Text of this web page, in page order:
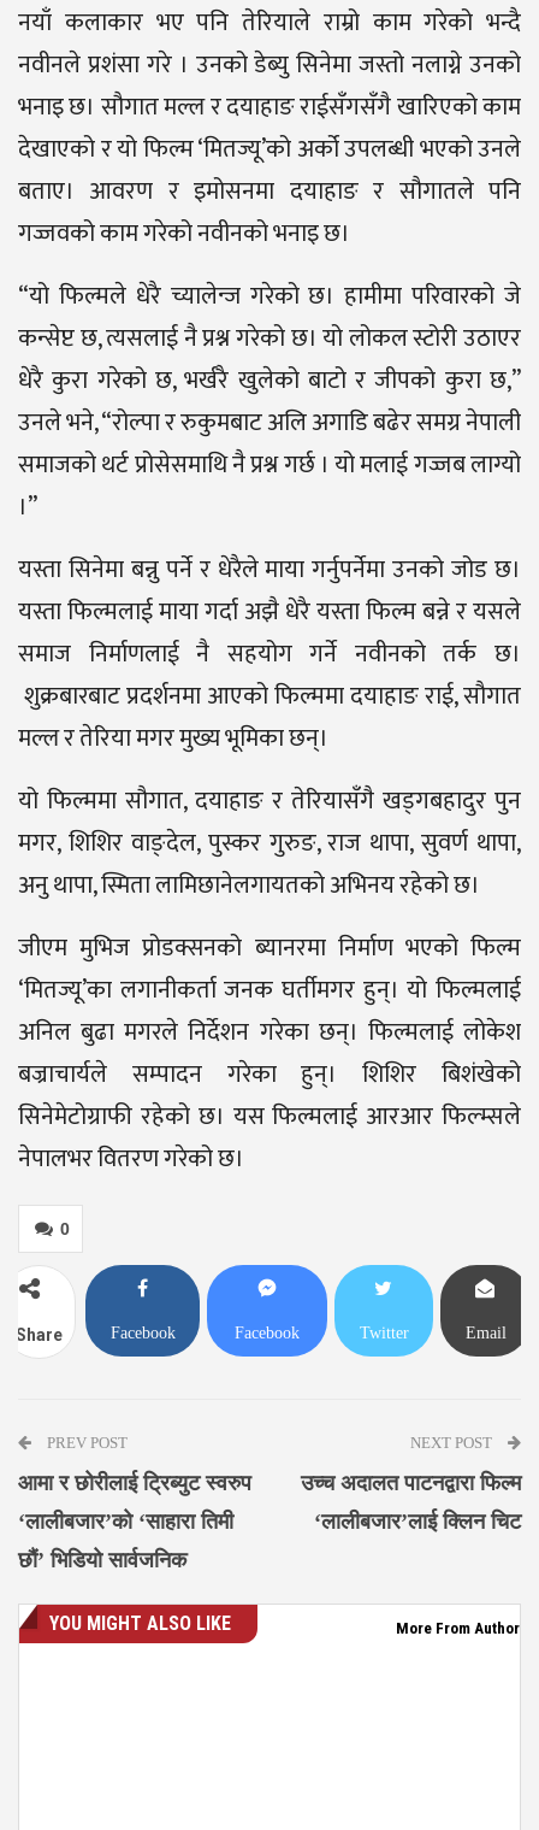
नयाँ कलाकार भए पनि तेरियाले राम्रो काम गरेको भन्दै
नवीनले प्रशंसा गरे । उनको डेब्यु सिनेमा जस्तो नलाग्ने उनको
भनाइ छ। सौगात मल्ल र दयाहाङ राईसँगसँगै खारिएको काम
देखाएको र यो फिल्म ‘मितज्यू’को अर्को उपलब्धी भएको उनले
बताए। आवरण र इमोसनमा दयाहाङ र सौगातले पनि
गज्जवको काम गरेको नवीनको भनाइ छ।
“यो फिल्मले धेरै च्यालेन्ज गरेको छ। हामीमा परिवारको जे
कन्सेप्ट छ, त्यसलाई नै प्रश्न गरेको छ। यो लोकल स्टोरी उठाएर
धेरै कुरा गरेको छ, भर्खरै खुलेको बाटो र जीपको कुरा छ,”
उनले भने, “रोल्पा र रुकुमबाट अलि अगाडि बढेर समग्र नेपाली
समाजको थर्ट प्रोसेसमाथि नै प्रश्न गर्छ । यो मलाई गज्जब लाग्यो
।”
यस्ता सिनेमा बन्नु पर्ने र धेरैले माया गर्नुपर्नेमा उनको जोड छ।
यस्ता फिल्मलाई माया गर्दा अझै धेरै यस्ता फिल्म बन्ने र यसले
समाज निर्माणलाई नै सहयोग गर्ने नवीनको तर्क छ।
शुक्रबारबाट प्रदर्शनमा आएको फिल्ममा दयाहाङ राई, सौगात
मल्ल र तेरिया मगर मुख्य भूमिका छन्।
यो फिल्ममा सौगात, दयाहाङ र तेरियासँगै खड्गबहादुर पुन
मगर, शिशिर वाङ्देल, पुस्कर गुरुङ, राज थापा, सुवर्ण थापा,
अनु थापा, स्मिता लामिछानेलगायतको अभिनय रहेको छ।
जीएम मुभिज प्रोडक्सनको ब्यानरमा निर्माण भएको फिल्म
‘मितज्यू’का लगानीकर्ता जनक घर्तीमगर हुन्। यो फिल्मलाई
अनिल बुढा मगरले निर्देशन गरेका छन्। फिल्मलाई लोकेश
बज्राचार्यले सम्पादन गरेका हुन्। शिशिर बिशंखेको
सिनेमेटोग्राफी रहेको छ। यस फिल्मलाई आरआर फिल्म्सले
नेपालभर वितरण गरेको छ।
0
Share Facebook Facebook Twitter Email
PREV POST
आमा र छोरीलाई ट्रिब्युट स्वरुप
‘लालीबजार’को ‘साहारा तिमी
छौं’ भिडियो सार्वजनिक
NEXT POST
उच्च अदालत पाटनद्वारा फिल्म
‘लालीबजार’लाई क्लिन चिट
YOU MIGHT ALSO LIKE More From Author